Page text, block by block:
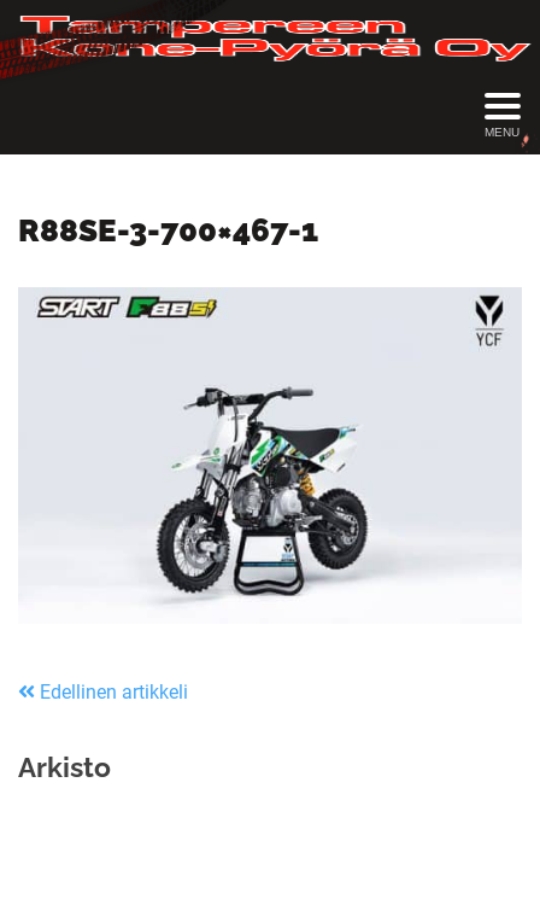
MENU
R88SE-3-700×467-1
Edellinen artikkeli
Arkisto